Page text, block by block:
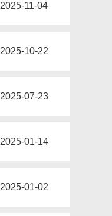
2025-11-04
2025-10-22
2025-07-23
2025-01-14
2025-01-02